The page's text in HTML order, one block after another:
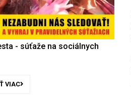
- súťaže na sociálnych
VIAC